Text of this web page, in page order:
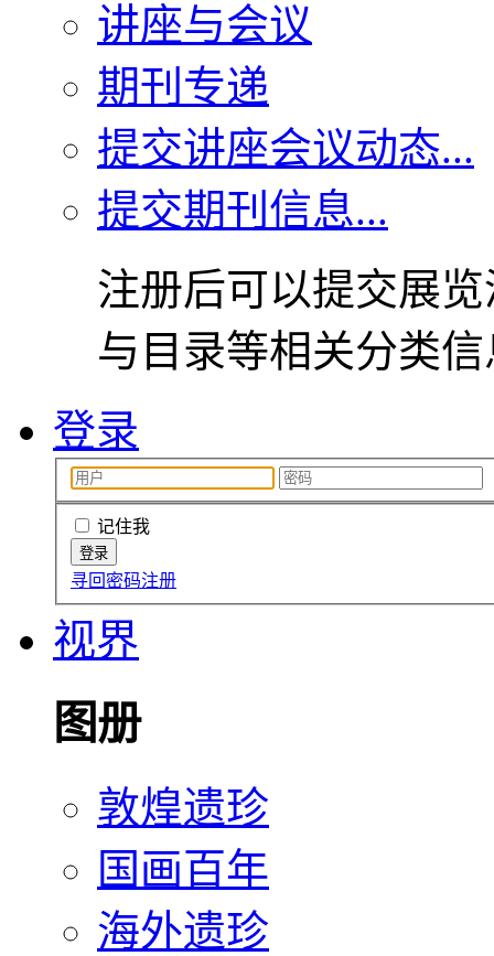
讲座与会议
期刊专递
提交讲座会议动态...
提交期刊信息...
注册后可以提交展
与目录等相关分类
登录
记住我
寻回密码注册
视界
图册
敦煌遗珍
国画百年
海外遗珍